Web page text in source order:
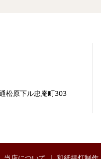
松原下ル忠庵町303